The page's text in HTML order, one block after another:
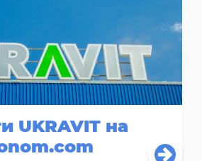
UKRAVIT на